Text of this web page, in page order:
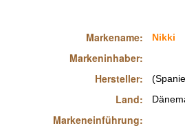
Markename:
Markeninhaber:
Hersteller:
Land:
Markeneinführung:
Nikki